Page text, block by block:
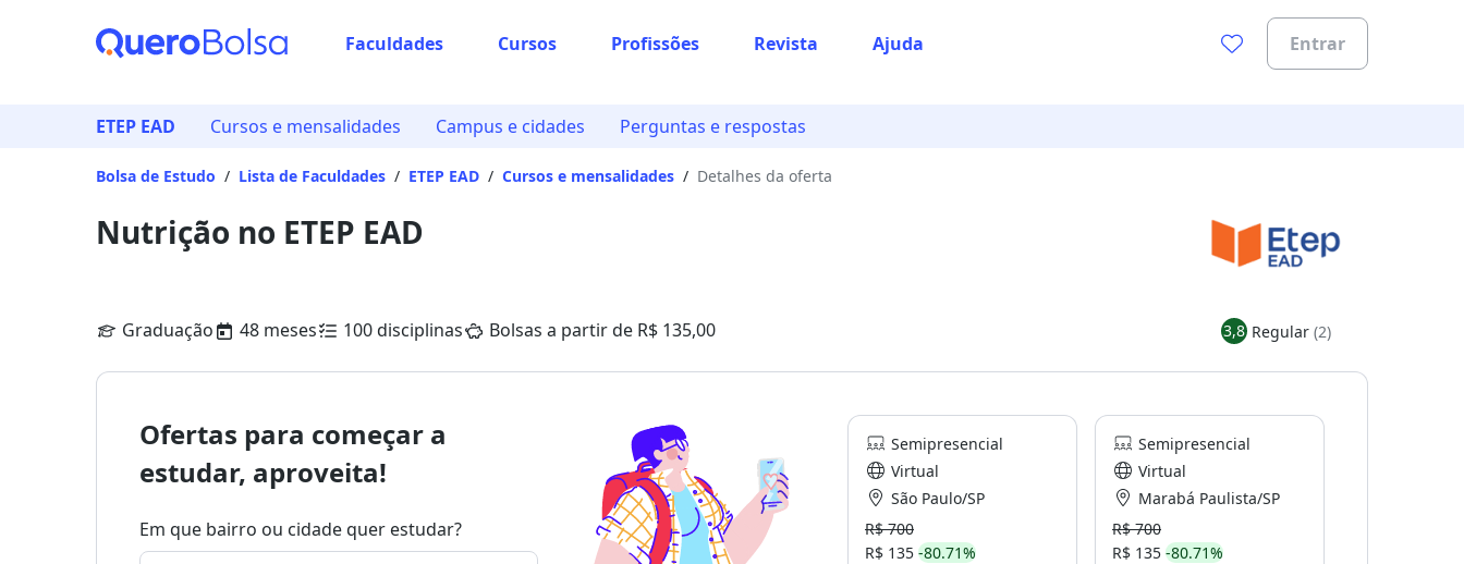
Faculdades Cursos Profissões Revista Ajuda Entrar
ETEP EAD Cursos e mensalidades Campus e cidades Perguntas e respostas
Bolsa de Estudo / Lista de Faculdades / ETEP EAD / Cursos e mensalidades / Detalhes da oferta
Nutrição no ETEP EAD
Graduação 48 meses 100 disciplinas Bolsas a partir de R$ 135,00 3,8 Regular(2)
Ofertas para começar a
estudar, aproveita!
Em que bairro ou cidade quer estudar?
Semipresencial
Virtual
São Paulo/SP
R$ 700
R$ 135 -80.71%
Semipresencial
Virtual
Marabá Paulista/SP
R$ 700
R$ 135 -80.71%